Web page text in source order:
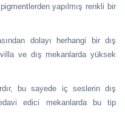
yapılmış renkli bir
dolayı herhangi bir dış
ve dış mekanlarda yüksek
bu sayede iç seslerin dış
edici mekanlarda bu tip